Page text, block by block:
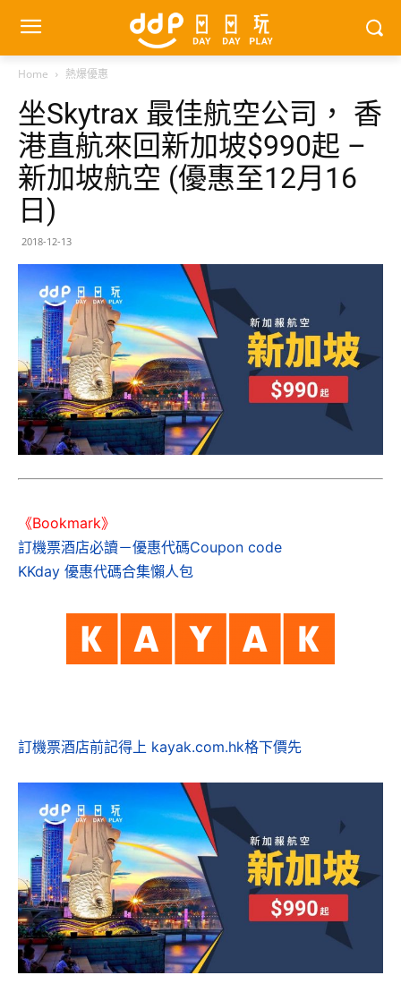
Home 熱爆優惠
坐Skytrax 最佳航空公司， 香
港直航來回新加坡$990起 –
新加坡航空 (優惠至12月16
日)
2018-12-13
《Bookmark》
訂機票酒店必讀－優惠代碼Coupon code
KKday 優惠代碼合集懶人包
訂機票酒店前記得上 kayak.com.hk格下價先